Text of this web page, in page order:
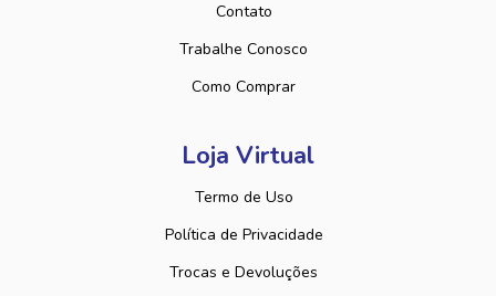
Contato
Trabalhe Conosco
Como Comprar
Loja Virtual
Termo de Uso
Política de Privacidade
Trocas e Devoluções